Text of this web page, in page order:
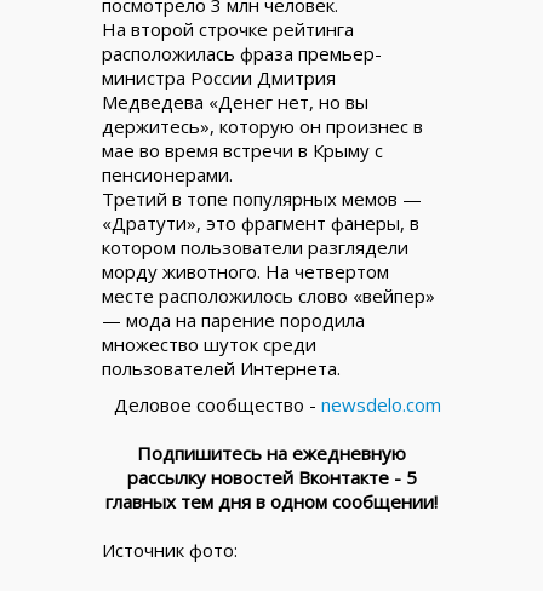
посмотрело 3 млн человек.
На второй строчке рейтинга
расположилась фраза премьер-
министра России Дмитрия
Медведева «Денег нет, но вы
держитесь», которую он произнес в
мае во время встречи в Крыму с
пенсионерами.
Третий в топе популярных мемов —
«Дратути», это фрагмент фанеры, в
котором пользователи разглядели
морду животного. На четвертом
месте расположилось слово «вейпер»
— мода на парение породила
множество шуток среди
пользователей Интернета.
Деловое сообщество - newsdelo.com
Подпишитесь на ежедневную
рассылку новостей Вконтакте - 5
главных тем дня в одном сообщении!
Источник фото: